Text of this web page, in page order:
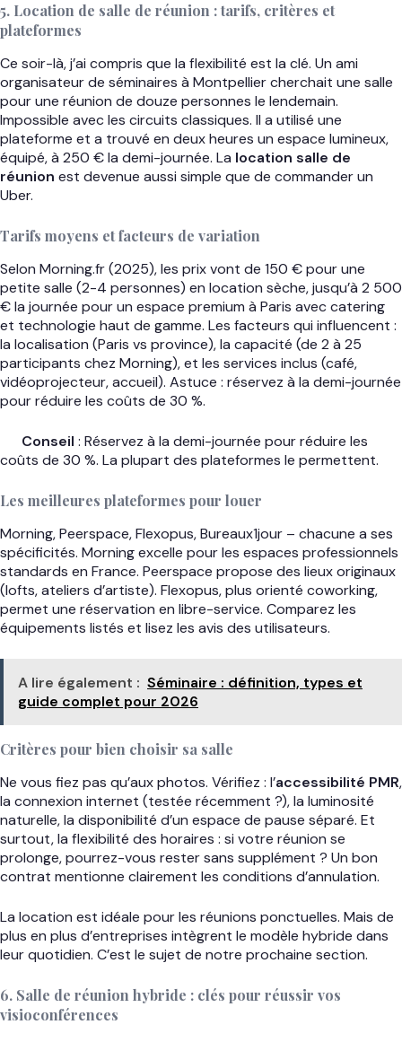
5. Location de salle de réunion : tarifs, critères et
plateformes
Ce soir-là, j’ai compris que la flexibilité est la clé. Un ami
organisateur de séminaires à Montpellier cherchait une salle
pour une réunion de douze personnes le lendemain.
Impossible avec les circuits classiques. Il a utilisé une
plateforme et a trouvé en deux heures un espace lumineux,
équipé, à 250 € la demi-journée. La location salle de
réunion est devenue aussi simple que de commander un
Uber.
Tarifs moyens et facteurs de variation
Selon Morning.fr (2025), les prix vont de 150 € pour une
petite salle (2-4 personnes) en location sèche, jusqu’à 2 500
€ la journée pour un espace premium à Paris avec catering
et technologie haut de gamme. Les facteurs qui influencent :
la localisation (Paris vs province), la capacité (de 2 à 25
participants chez Morning), et les services inclus (café,
vidéoprojecteur, accueil). Astuce : réservez à la demi-journée
pour réduire les coûts de 30 %.
Conseil : Réservez à la demi-journée pour réduire les
coûts de 30 %. La plupart des plateformes le permettent.
Les meilleures plateformes pour louer
Morning, Peerspace, Flexopus, Bureaux1jour – chacune a ses
spécificités. Morning excelle pour les espaces professionnels
standards en France. Peerspace propose des lieux originaux
(lofts, ateliers d’artiste). Flexopus, plus orienté coworking,
permet une réservation en libre-service. Comparez les
équipements listés et lisez les avis des utilisateurs.
A lire également : Séminaire : définition, types et
guide complet pour 2026
Critères pour bien choisir sa salle
Ne vous fiez pas qu’aux photos. Vérifiez : l’accessibilité PMR,
la connexion internet (testée récemment ?), la luminosité
naturelle, la disponibilité d’un espace de pause séparé. Et
surtout, la flexibilité des horaires : si votre réunion se
prolonge, pourrez-vous rester sans supplément ? Un bon
contrat mentionne clairement les conditions d’annulation.
La location est idéale pour les réunions ponctuelles. Mais de
plus en plus d’entreprises intègrent le modèle hybride dans
leur quotidien. C’est le sujet de notre prochaine section.
6. Salle de réunion hybride : clés pour réussir vos
visioconférences